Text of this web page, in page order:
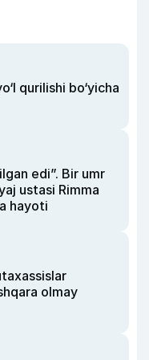
qurilishi bo‘yicha
edi”. Bir umr
ustasi Rimma
hayoti
olmay